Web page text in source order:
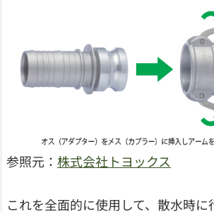
参照元： 株式会社トヨックス
これを全面的に使用して、散水時